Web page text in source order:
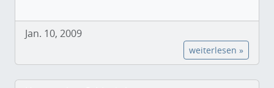
Jan. 10, 2009
weiterlesen »